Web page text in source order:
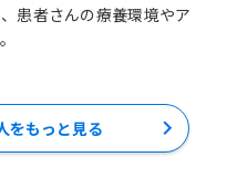
患者さんの療養環境やア
をもっと見る